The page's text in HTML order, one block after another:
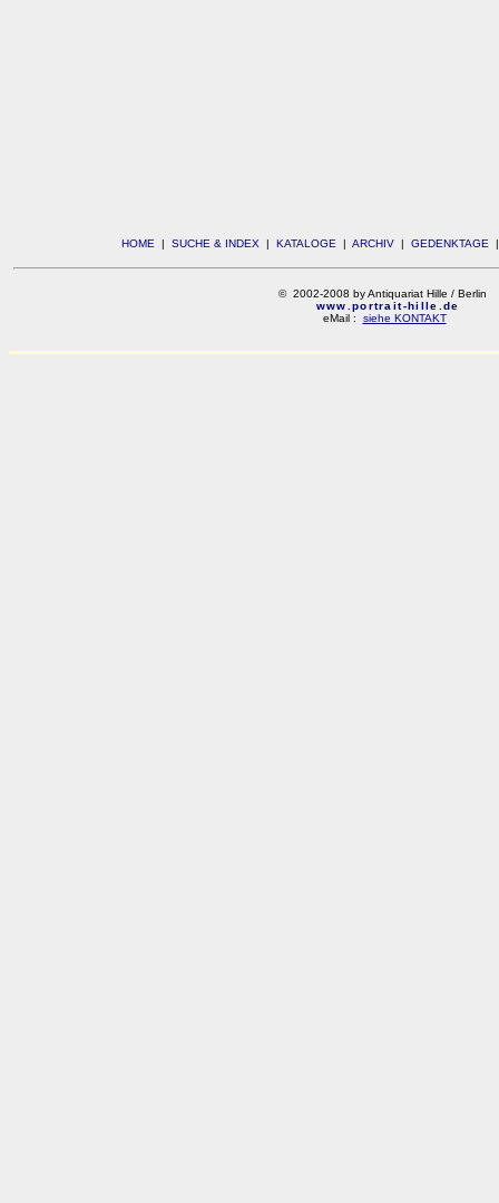
HOME | SUCHE & INDEX | KATALOGE | ARCHIV | GEDENKTAGE
© 2002-2008 by Antiquariat Hille / Berlin
www.portrait-hille.de
eMail : siehe KONTAKT